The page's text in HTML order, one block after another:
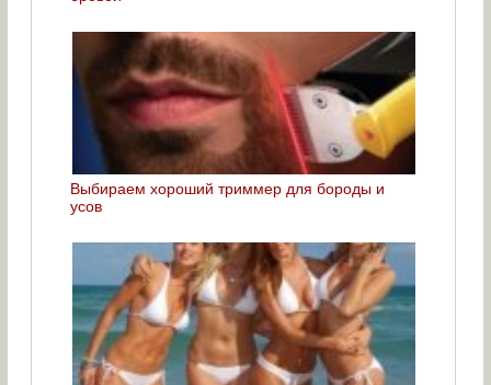
Выбираем хороший триммер для бороды и
усов